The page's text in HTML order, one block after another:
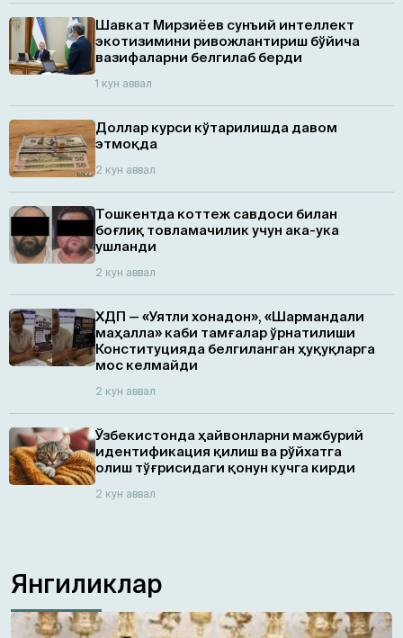
Шавкат Мирзиёев сунъий интеллект
экотизимини ривожлантириш бўйича
вазифаларни белгилаб берди
1 кун аввал
Доллар курси кўтарилишда давом
этмоқда
2 кун аввал
Тошкентда коттеж савдоси билан
боғлиқ товламачилик учун ака-ука
ушланди
2 кун аввал
ХДП — «Уятли хонадон», «Шармандали
маҳалла» каби тамғалар ўрнатилиши
Конституцияда белгиланган ҳуқуқларга
мос келмайди
2 кун аввал
Ўзбекистонда ҳайвонларни мажбурий
идентификация қилиш ва рўйхатга
олиш тўғрисидаги қонун кучга кирди
2 кун аввал
Янгиликлар